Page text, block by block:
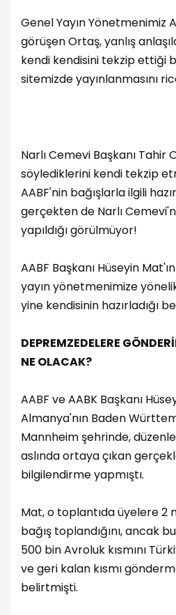
Genel Yayın Yönetmenimiz
görüşen Ortaş, yanlış
kendi kendisini tekzip ettiği
sitemizde yayınlanmasını
Narlı Cemevi Başkanı Tahir
söylediklerini kendi tekzip
AABF'nin bağışlarla ilgili
gerçekten de Narlı
yapıldığı görülmüyor!
AABF Başkanı Hüseyin
yayın yönetmenimize
yine kendisinin hazırladığı
DEPREMZEDELERE
NE OLACAK?
AABF ve AABK Başkanı
Almanya'nın Baden
Mannheim şehrinde,
aslında ortaya çıkan
bilgilendirme yapmıştı.
Mat, o toplantıda üyelere 2
bağış toplandığını, ancak
500 bin Avroluk kısmını
ve geri kalan kısmı
belirtmişti.